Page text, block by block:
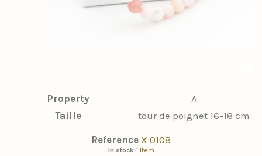
Property
A
Taille
tour de poignet 16-18 cm
Reference X 0108
In stock 1 Item